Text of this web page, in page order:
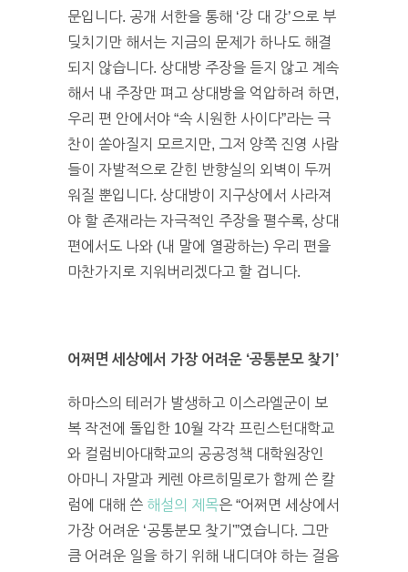
문입니다. 공개 서한을 통해 ‘강 대 강’으로 부
딪치기만 해서는 지금의 문제가 하나도 해결
되지 않습니다. 상대방 주장을 듣지 않고 계속
해서 내 주장만 펴고 상대방을 억압하려 하면,
우리 편 안에서야 “속 시원한 사이다”라는 극
찬이 쏟아질지 모르지만, 그저 양쪽 진영 사람
들이 자발적으로 갇힌 반향실의 외벽이 두꺼
워질 뿐입니다. 상대방이 지구상에서 사라져
야 할 존재라는 자극적인 주장을 펼수록, 상대
편에서도 나와 (내 말에 열광하는) 우리 편을
마찬가지로 지워버리겠다고 할 겁니다.
어쩌면 세상에서 가장 어려운 ‘공통분모 찾기’
하마스의 테러가 발생하고 이스라엘군이 보
복 작전에 돌입한 10월 각각 프린스턴대학교
와 컬럼비아대학교의 공공정책 대학원장인
아마니 자말과 케렌 야르히밀로가 함께 쓴 칼
럼에 대해 쓴 해설의 제목은 “어쩌면 세상에서
가장 어려운 ‘공통분모 찾기'”였습니다. 그만
큼 어려운 일을 하기 위해 내디뎌야 하는 걸음